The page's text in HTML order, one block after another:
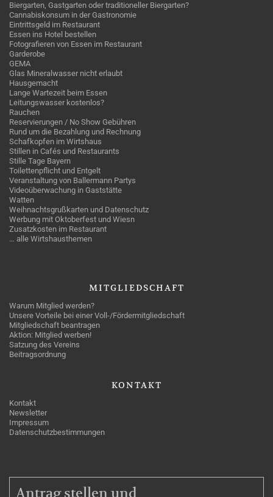
Biergarten, Gastgarten oder traditioneller Biergarten?
Cannabiskonsum in der Gastronomie
Eintrittsgeld im Restaurant
Essen ins Hotel bestellen
Fotografieren von Essen im Restaurant
Garderobe
GEMA
Glas Mineralwasser nicht erlaubt
Hausgemacht
Lange Wartezeit beim Essen
Leitungswasser kostenlos?
Rauchen
Reservierungen / No Show Gebühren
Rund um die Bezahlung und Rechnung
Schafkopfen im Wirtshaus
Stillen in Cafés und Restaurants
Stille Tage Bayern
Toilettenpflicht und Entgelt
Veranstaltung von Ballermann Partys
Videoüberwachung in Gaststätte
Watten
Weihnachtsgrußkarten und Datenschutz
Werbung mit Oktoberfest und Wiesn
Zusatzkosten im Restaurant
… alle Wirtshausthemen
MITGLIEDSCHAFT
Warum Mitglied werden?
Unsere Vorteile bei einer Voll-/Fördermitgliedschaft
Mitgliedschaft beantragen
Aktion: Mitglied werben!
Satzung des Vereins
Beitragsordnung
KONTAKT
Kontakt
Newsletter
Impressum
Datenschutzbestimmungen
MITGLIEDSCHAFT
Antrag stellen und